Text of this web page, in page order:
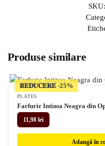
SKU:
Produse similare
𝐑𝐄𝐃𝐔𝐂𝐄𝐑𝐄
PLATES
Farfurie Intinsa Neagra din
11,98 lei
Adaugă în